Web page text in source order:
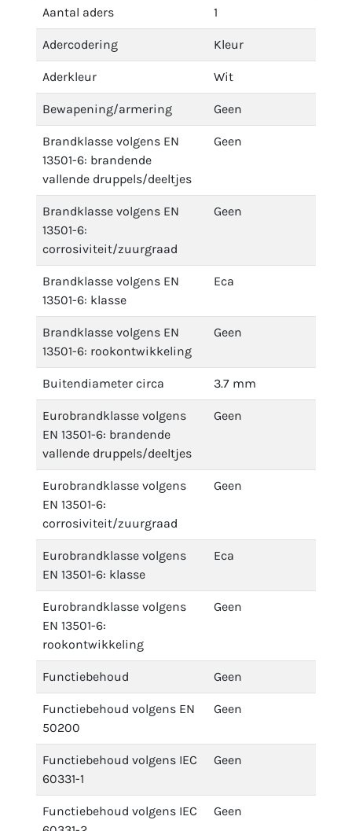
Aantal aders 1
Adercodering Kleur
Aderkleur Wit
Bewapening/armering Geen
Brandklasse volgens EN
13501-6: brandende
vallende druppels/deeltjes
Geen
Brandklasse volgens EN
13501-6:
corrosiviteit/zuurgraad
Geen
Brandklasse volgens EN
13501-6: klasse
Eca
Brandklasse volgens EN
13501-6: rookontwikkeling
Geen
Buitendiameter circa 3.7 mm
Eurobrandklasse volgens
EN 13501-6: brandende
vallende druppels/deeltjes
Geen
Eurobrandklasse volgens
EN 13501-6:
corrosiviteit/zuurgraad
Geen
Eurobrandklasse volgens
EN 13501-6: klasse
Eca
Eurobrandklasse volgens
EN 13501-6:
rookontwikkeling
Geen
Functiebehoud Geen
Functiebehoud volgens EN
50200
Geen
Functiebehoud volgens IEC
60331-1
Geen
Functiebehoud volgens IEC
Geen